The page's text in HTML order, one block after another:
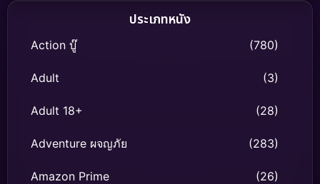
ประเภทหนัง
Action บู๊ (780)
Adult (3)
Adult 18+ (28)
Adventure ผจญภัย (283)
Amazon Prime (26)